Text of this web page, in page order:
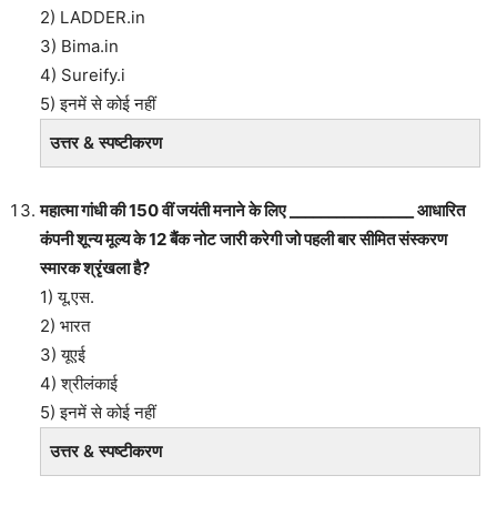
2) LADDER.in
3) Bima.in
4) Sureify.i
5) इनमें से कोई नहीं
उत्तर & स्पष्टीकरण
महात्मा गांधी की 150 वीं जयंती मनाने के लिए ________________ आधारित
कंपनी शून्य मूल्य के 12 बैंक नोट जारी करेगी जो पहली बार सीमित संस्करण
स्मारक श्रृंखला है?
1) यू.एस.
2) भारत
3) यूएई
4) श्रीलंकाई
5) इनमें से कोई नहीं
उत्तर & स्पष्टीकरण